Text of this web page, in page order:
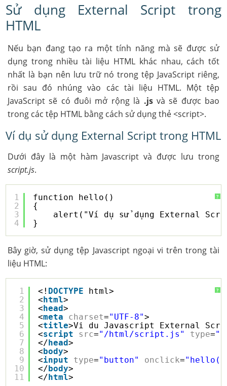
Sử dụng External Script trong
HTML
Nếu bạn đang tạo ra một tính năng mà sẽ được sử
dụng trong nhiều tài liệu HTML khác nhau, cách tốt
nhất là bạn nên lưu trữ nó trong tệp JavaScript riêng,
rồi sau đó nhúng vào các tài liệu HTML. Một tệp
JavaScript sẽ có đuôi mở rộng là .jsvà sẽ được bao
trong các tệp HTML bằng cách sử dụng thẻ <script>.
Ví dụ sử dụng External Script trong HTML
Dưới đây là một hàm Javascript và được lưu trong
script.js.
?
1
2
3
4
function hello()
{
alert("Ví dụ sử dụng External
}
Bây giờ, sử dụng tệp Javascript ngoại vi trên trong tài
liệu HTML:
?
1
2
3
4
5
6
7
8
9
10
11
<! DOCTYPE
html>
<html>
<head>
<meta charset="UTF-8">
<title>Vi du Javascript External
<script src="/html/script.js" type=
</head>
<body>
<input type="button" onclick=
</body>
</html>